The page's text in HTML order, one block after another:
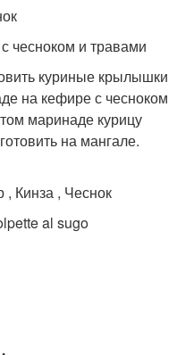
чесноком и травами
куриные крылышки
на кефире с чесноком
маринаде курицу
на мангале.
, Кинза , Чеснок
al sugo